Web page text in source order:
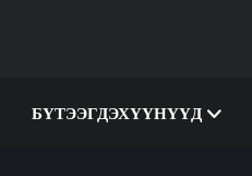
БҮТЭЭГДЭХҮҮНҮҮД